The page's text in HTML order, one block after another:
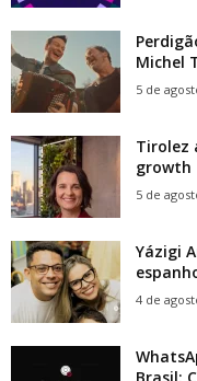
Michel
5 de
Tirolez
growth
5 de
Yázigi
4 de